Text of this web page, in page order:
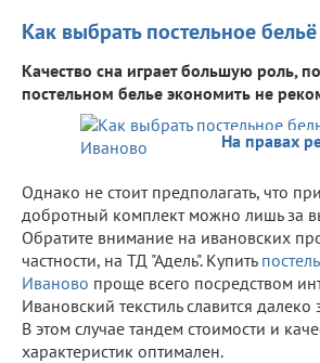
Как выбрать постельное
Качество сна играет большую роль,
постельном белье экономить не
На правах
Однако не стоит предполагать, что
добротный комплект можно лишь за
Обратите внимание на ивановских
частности, на ТД "Адель". Купить
Иваново проще всего посредством
Ивановский текстиль славится
В этом случае тандем стоимости и
характеристик оптимален.